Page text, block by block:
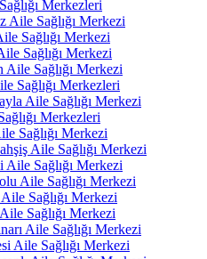
Merkezleri
Aile Sağlığı Merkezi
Sağlığı Merkezi
Sağlığı Merkezi
Aile Sağlığı Merkezi
Sağlığı Merkezleri
Aile Sağlığı Merkezi
Merkezleri
Sağlığı Merkezi
Aile Sağlığı Merkezi
Aile Sağlığı Merkezi
Aile Sağlığı Merkezi
Sağlığı Merkezi
Sağlığı Merkezi
Aile Sağlığı Merkezi
Aile Sağlığı Merkezi